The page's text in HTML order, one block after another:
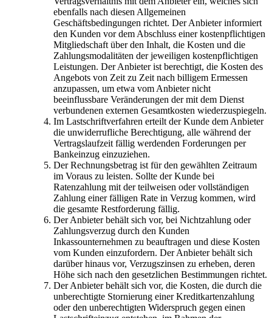
ebenfalls nach diesen Allgemeinen
Geschäftsbedingungen richtet. Der Anbieter informiert
den Kunden vor dem Abschluss einer kostenpflichtigen
Mitgliedschaft über den Inhalt, die Kosten und die
Zahlungsmodalitäten der jeweiligen kostenpflichtigen
Leistungen. Der Anbieter ist berechtigt, die Kosten des
Angebots von Zeit zu Zeit nach billigem Ermessen
anzupassen, um etwa vom Anbieter nicht
beeinflussbare Veränderungen der mit dem Dienst
verbundenen externen Gesamtkosten wiederzuspiegeln.
Im Lastschriftverfahren erteilt der Kunde dem Anbieter
die unwiderrufliche Berechtigung, alle während der
Vertragslaufzeit fällig werdenden Forderungen per
Bankeinzug einzuziehen.
Der Rechnungsbetrag ist für den gewählten Zeitraum
im Voraus zu leisten. Sollte der Kunde bei
Ratenzahlung mit der teilweisen oder vollständigen
Zahlung einer fälligen Rate in Verzug kommen, wird
die gesamte Restforderung fällig.
Der Anbieter behält sich vor, bei Nichtzahlung oder
Zahlungsverzug durch den Kunden
Inkassounternehmen zu beauftragen und diese Kosten
vom Kunden einzufordern. Der Anbieter behält sich
darüber hinaus vor, Verzugszinsen zu erheben, deren
Höhe sich nach den gesetzlichen Bestimmungen richtet.
Der Anbieter behält sich vor, die Kosten, die durch die
unberechtigte Stornierung einer Kreditkartenzahlung
oder den unberechtigten Widerspruch gegen einen